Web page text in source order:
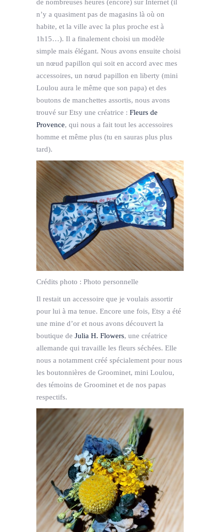
de nombreuses heures (encore) sur Internet (il
n’y a quasiment pas de magasins là où on
habite, et la ville avec la plus proche est à
1h15…). Il a finalement choisi un modèle
simple mais élégant. Nous avons ensuite choisi
un nœud papillon qui soit en accord avec mes
accessoires, un nœud papillon en liberty (mini
Loulou aura le même que son papa) et des
boutons de manchettes assortis, nous avons
trouvé sur Etsy une créatrice : Fleurs de
Provence, qui nous a fait tout les accessoires
homme et même plus (tu en sauras plus plus
tard).
Crédits photo : Photo personnelle
Il restait un accessoire que je voulais assortir
pour lui à ma tenue. Encore une fois, Etsy a été
une mine d’or et nous avons découvert la
boutique de Julia H. Flowers, une créatrice
allemande qui travaille les fleurs séchées. Elle
nous a notamment créé spécialement pour nous
les boutonnières de Groominet, mini Loulou,
des témoins de Groominet et de nos papas
respectifs.